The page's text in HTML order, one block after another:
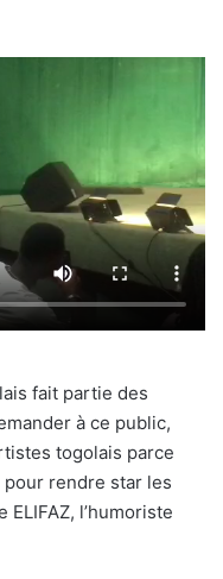
fait partie des
à ce public,
togolais parce
pour rendre star les
l’humoriste